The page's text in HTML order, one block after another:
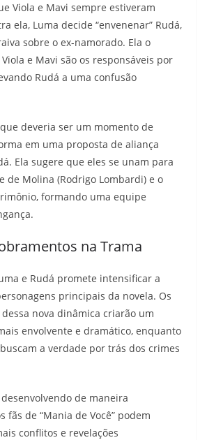
Viola e Mavi sempre estiveram
ela, Luma decide “envenenar” Rudá,
sobre o ex-namorado. Ela o
e Mavi são os responsáveis por
Rudá a uma confusão
deveria ser um momento de
em uma proposta de aliança
Ela sugere que eles se unam para
de Molina (Rodrigo Lombardi) e o
formando uma equipe
na Trama
e Rudá promete intensificar a
principais da novela. Os
nova dinâmica criarão um
envolvente e dramático, enquanto
a verdade por trás dos crimes
de maneira
fãs de “Mania de Você” podem
conflitos e revelações